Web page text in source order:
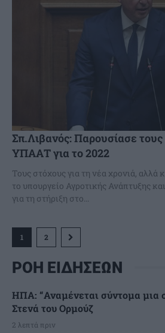
Σπ.Λιβανός: Παρουσίασε
ΥΠΑΑΤ για το 2022
Τους στόχους για τη νέα χρονιά, αλλά
το υπουργείο Αγροτικής Ανάπτυξης
για τη στήριξη στο...
1 2
ΡΟΗ ΕΙΔΗΣΕΩΝ
ΗΠΑ: “Αναμένεται σύντομα μια
Στενά του Ορμούζ
2 λεπτά πριν